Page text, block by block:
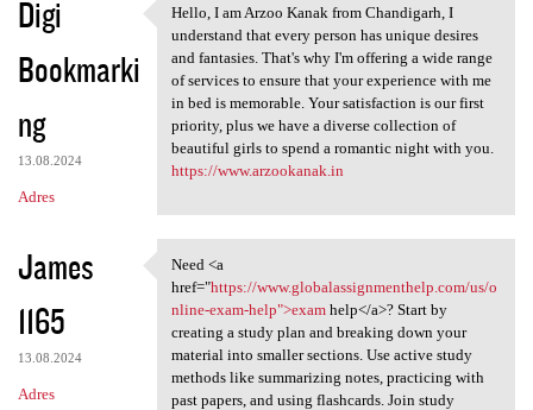
Digi
Bookmarki
ng
13.08.2024
Adres
Hello, I am Arzoo Kanak from
Hello, I am Arzoo Kanak from Chandigarh, I
understand that every person has unique desires
and fantasies. That's why I'm offering a wide range
of services to ensure that your experience with me
in bed is memorable. Your satisfaction is our first
priority, plus we have a diverse collection of
beautiful girls to spend a romantic night with you.
https://www.arzookanak.in
James
1165
13.08.2024
Adres
Need <a href="https://www
Need <a
href="https://www.globalassignmenthelp.com/us/o
nline-exam-help">examhelp</a>? Start by
creating a study plan and breaking down your
material into smaller sections. Use active study
methods like summarizing notes, practicing with
past papers, and using flashcards. Join study